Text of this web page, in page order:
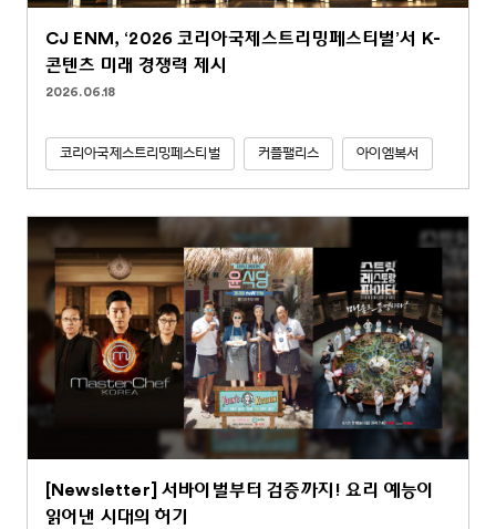
CJ ENM, ‘2026 코리아국제스트리밍페스티벌’서 K-
콘텐츠 미래 경쟁력 제시
2026.06.18
코리아국제스트리밍페스티벌 커플팰리스 아이엠복서
[Newsletter] 서바이벌부터 검증까지! 요리 예능이
읽어낸 시대의 허기